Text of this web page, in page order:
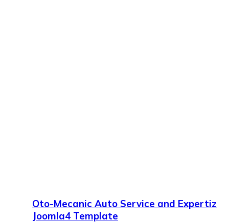
Oto-Mecanic Auto Service and Expertiz
Joomla4 Template